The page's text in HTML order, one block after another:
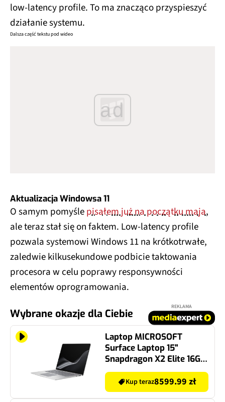
low-latency profile. To ma znacząco przyspieszyć
działanie systemu.
Dalsza część tekstu pod wideo
ad
Aktualizacja Windowsa 11
O samym pomyślepisałem już na początku maja,
ale teraz stał się on faktem. Low-latency profile
pozwala systemowi Windows 11 na krótkotrwałe,
zaledwie kilkusekundowe podbicie taktowania
procesora w celu poprawy responsywności
elementów oprogramowania.
Wybrane okazje dla Ciebie
REKLAMA
Laptop MICROSOFT
Surface Laptop 15"
Snapdragon X2 Elite 16GB
RAM 512GB SSD Windows
11 Home, Funkcje AI
Kup teraz8599.99 zł